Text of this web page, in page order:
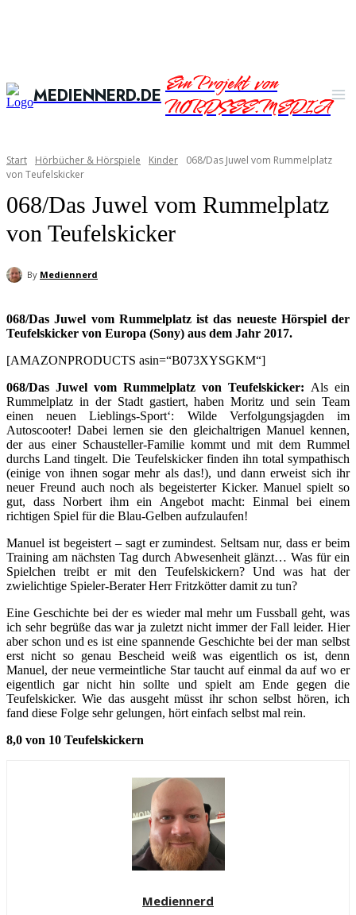
MEDIENNERD.DEEin Projekt von
NORDSEE.MEDIA
Start Hörbücher & Hörspiele Kinder
068/Das Juwel vom Rummelplatz
von Teufelskicker
068/Das Juwel vom Rummelplatz
von Teufelskicker
By Mediennerd
068/Das Juwel vom Rummelplatz ist das neueste Hörspiel der
Teufelskicker von Europa (Sony) aus dem Jahr 2017.
[AMAZONPRODUCTS asin=“B073XYSGKM“]
068/Das Juwel vom Rummelplatz von Teufelskicker: Als ein
Rummelplatz in der Stadt gastiert, haben Moritz und sein Team
einen neuen Lieblings-Sport‘: Wilde Verfolgungsjagden im
Autoscooter! Dabei lernen sie den gleichaltrigen Manuel kennen,
der aus einer Schausteller-Familie kommt und mit dem Rummel
durchs Land tingelt. Die Teufelskicker finden ihn total sympathisch
(einige von ihnen sogar mehr als das!), und dann erweist sich ihr
neuer Freund auch noch als begeisterter Kicker. Manuel spielt so
gut, dass Norbert ihm ein Angebot macht: Einmal bei einem
richtigen Spiel für die Blau-Gelben aufzulaufen!
Manuel ist begeistert – sagt er zumindest. Seltsam nur, dass er beim
Training am nächsten Tag durch Abwesenheit glänzt… Was für ein
Spielchen treibt er mit den Teufelskickern? Und was hat der
zwielichtige Spieler-Berater Herr Fritzkötter damit zu tun?
Eine Geschichte bei der es wieder mal mehr um Fussball geht, was
ich sehr begrüße das war ja zuletzt nicht immer der Fall leider. Hier
aber schon und es ist eine spannende Geschichte bei der man selbst
erst nicht so genau Bescheid weiß was eigentlich os ist, denn
Manuel, der neue vermeintliche Star taucht auf einmal da auf wo er
eigentlich gar nicht hin sollte und spielt am Ende gegen die
Teufelskicker. Wie das ausgeht müsst ihr schon selbst hören, ich
fand diese Folge sehr gelungen, hört einfach selbst mal rein.
8,0 von 10 Teufelskickern
Mediennerd